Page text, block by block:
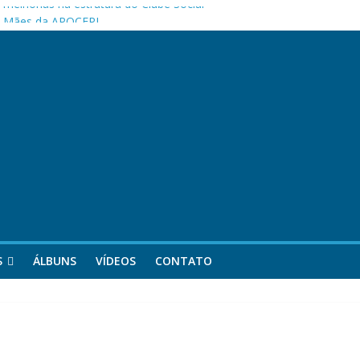
melhorias na estrutura do Clube Social
da APOCEPI
ÁLBUNS VÍDEOS CONTATO